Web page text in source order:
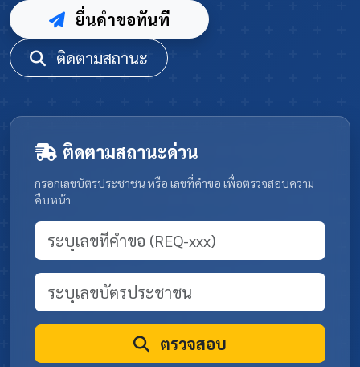
ยื่นคำขอทันที
ติดตามสถานะ
ติดตามสถานะด่วน
กรอกเลขบัตรประชาชน หรือ เลขที่คำขอ เพื่อตรวจสอบความ
คืบหน้า
ตรวจสอบ